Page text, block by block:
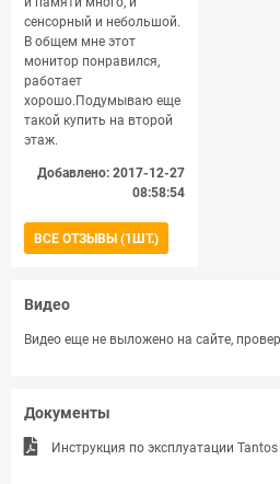
сенсорный и небольшой.
В общем мне этот
монитор понравился,
работает
хорошо.Подумываю еще
такой купить на второй
этаж.
Добавлено: 2017-12-27
08:58:54
ВСЕ ОТЗЫВЫ (1ШТ.)
Видео
Видео еще не выложено на сайте,
Документы
Инструкция по эксплуатации